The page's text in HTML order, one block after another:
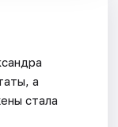
а
стала